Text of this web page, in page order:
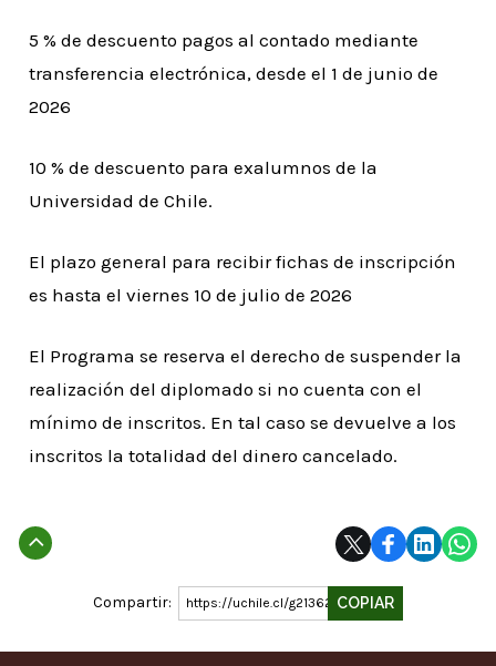
5 % de descuento pagos al contado mediante
transferencia electrónica, desde el 1 de junio de
2026
10 % de descuento para exalumnos de la
Universidad de Chile.
El plazo general para recibir fichas de inscripción
es hasta el viernes 10 de julio de 2026
El Programa se reserva el derecho de suspender la
realización del diplomado si no cuenta con el
mínimo de inscritos. En tal caso se devuelve a los
inscritos la totalidad del dinero cancelado.
Subir
Compartir: https://uchile.cl/g213621 COPIAR